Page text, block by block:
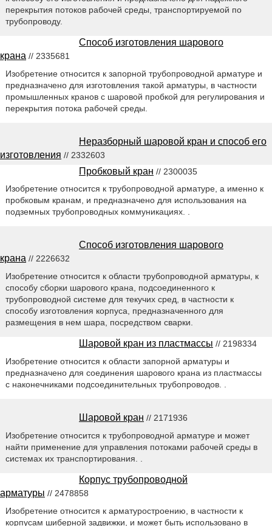
перекрытия потоков рабочей среды, транспортируемой по
трубопроводу.
Способ изготовления шарового
крана // 2335681
Изобретение относится к запорной трубопроводной арматуре и
предназначено для изготовления такой арматуры, в частности
промышленных кранов с шаровой пробкой для регулирования и
перекрытия потока рабочей среды.
Неразборный шаровой кран и способ его
изготовления // 2332603
Пробковый кран // 2300035
Изобретение относится к трубопроводной арматуре, а именно к
пробковым кранам, и предназначено для использования на
подземных трубопроводных коммуникациях. .
Способ изготовления шарового
крана // 2226632
Изобретение относится к области трубопроводной арматуры, к
способу сборки шарового крана, подсоединенного к
трубопроводной системе для текучих сред, в частности к
способу изготовления корпуса, предназначенного для
размещения в нем шара, посредством сварки.
Шаровой кран из пластмассы // 2198334
Изобретение относится к области запорной арматуры и
предназначено для соединения шарового крана из пластмассы
с наконечниками подсоединительных трубопроводов. .
Шаровой кран // 2171936
Изобретение относится к трубопроводной арматуре и может
найти применение для управления потоками рабочей среды в
системах их транспортирования. .
Корпус трубопроводной
арматуры // 2478858
Изобретение относится к арматуростроению, в частности к
корпусам шиберной задвижки, и может быть использовано в